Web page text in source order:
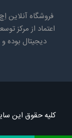
فروشگاه آنلاین
اعتماد از مرکز
دیجیتال
کلیه حقوق اين